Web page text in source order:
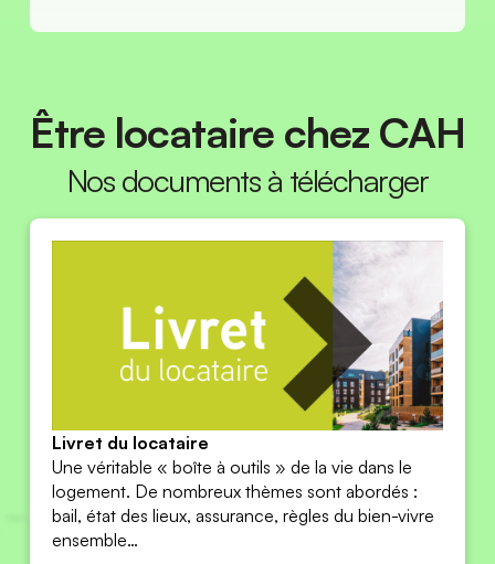
Être locataire chez CAH
Nos documents à télécharger
Livret du locataire
Une véritable « boîte à outils » de la vie dans le
logement. De nombreux thèmes sont abordés :
bail, état des lieux, assurance, règles du bien-vivre
ensemble…